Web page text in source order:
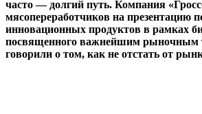
часто — долгий путь. Компания
мясопереработчиков на презентацию
инновационных продуктов в рамках
посвященного важнейшим рыночным
говорили о том, как не отстать от